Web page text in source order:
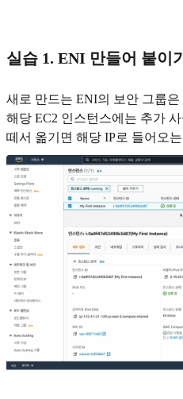
실습 1. ENI 만들어 붙이기
새로 만드는 ENI의 보안 그룹
해당 EC2 인스턴스에는 추가
떼서 옮기면 해당 IP로 들어오